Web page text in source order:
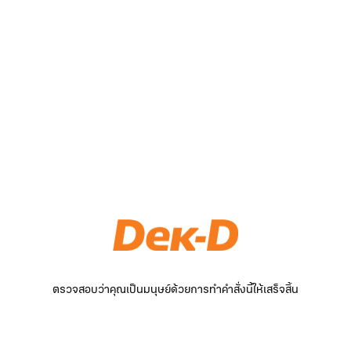
ตรวจสอบว่าคุณเป็นมนุษย์ด้วยการทำคำสั่งนี้ให้เสร็จสิ้น